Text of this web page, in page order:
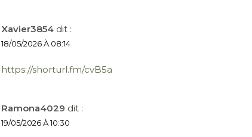
Xavier3854 dit :
18/05/2026 À 08:14
https://shorturl.fm/cvB5a
Ramona4029 dit :
19/05/2026 À 10:30